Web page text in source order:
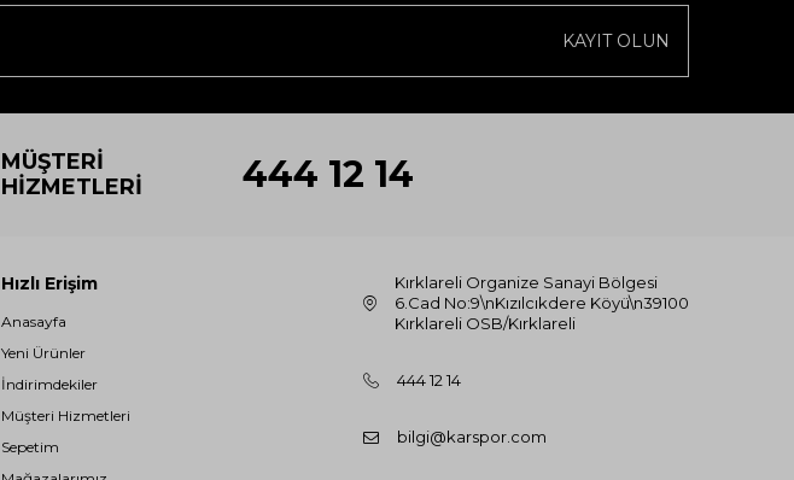
KAYIT OLUN
MÜŞTERI
HIZMETLERI
444 12 14
Hızlı Erişim
Anasayfa
Yeni Ürünler
İndirimdekiler
Müşteri Hizmetleri
Sepetim
Kırklareli Organize Sanayi Bölgesi
6.Cad No:9\nKızılcıkdere Köyü\n39100
Kırklareli OSB/Kırklareli
444 12 14
bilgi@karspor.com